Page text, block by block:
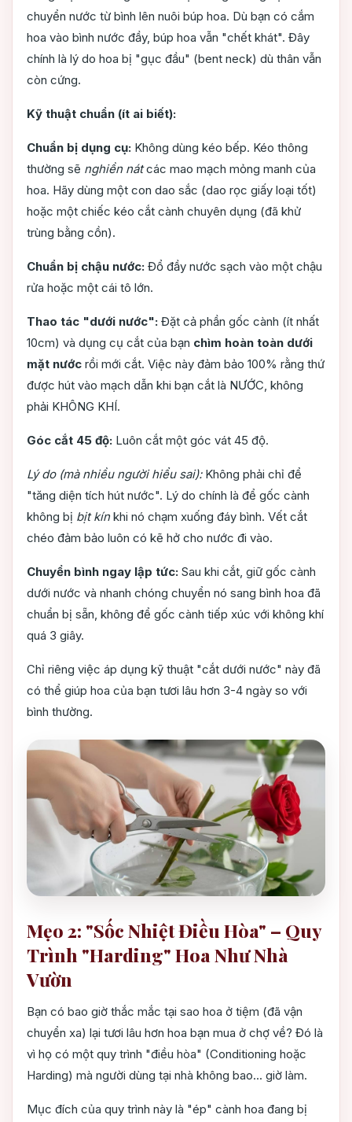
chuyển nước từ bình lên nuôi búp hoa. Dù bạn có cắm
hoa vào bình nước đầy, búp hoa vẫn "chết khát". Đây
chính là lý do hoa bị "gục đầu" (bent neck) dù thân vẫn
còn cứng.
Kỹ thuật chuẩn (ít ai biết):
Chuẩn bị dụng cụ: Không dùng kéo bếp. Kéo thông
thường sẽ nghiền nátcác mao mạch mỏng manh của
hoa. Hãy dùng một con dao sắc (dao rọc giấy loại tốt)
hoặc một chiếc kéo cắt cành chuyên dụng (đã khử
trùng bằng cồn).
Chuẩn bị chậu nước: Đổ đầy nước sạch vào một chậu
rửa hoặc một cái tô lớn.
Thao tác "dưới nước": Đặt cả phần gốc cành (ít nhất
10cm) và dụng cụ cắt của bạn chìm hoàn toàn dưới
mặt nước rồi mới cắt. Việc này đảm bảo 100% rằng thứ
được hút vào mạch dẫn khi bạn cắt là NƯỚC, không
phải KHÔNG KHÍ.
Góc cắt 45 độ: Luôn cắt một góc vát 45 độ.
Lý do (mà nhiều người hiểu sai):Không phải chỉ để
"tăng diện tích hút nước". Lý do chính là để gốc cành
không bị bịt kínkhi nó chạm xuống đáy bình. Vết cắt
chéo đảm bảo luôn có kẽ hở cho nước đi vào.
Chuyển bình ngay lập tức: Sau khi cắt, giữ gốc cành
dưới nước và nhanh chóng chuyển nó sang bình hoa đã
chuẩn bị sẵn, không để gốc cành tiếp xúc với không khí
quá 3 giây.
Chỉ riêng việc áp dụng kỹ thuật "cắt dưới nước" này đã
có thể giúp hoa của bạn tươi lâu hơn 3-4 ngày so với
bình thường.
Mẹo 2: "Sốc Nhiệt Điều Hòa" – Quy
Trình "Harding" Hoa Như Nhà
Vườn
Bạn có bao giờ thắc mắc tại sao hoa ở tiệm (đã vận
chuyển xa) lại tươi lâu hơn hoa bạn mua ở chợ về? Đó là
vì họ có một quy trình "điều hòa" (Conditioning hoặc
Harding) mà người dùng tại nhà không bao... giờ làm.
Mục đích của quy trình này là "ép" cành hoa đang bị